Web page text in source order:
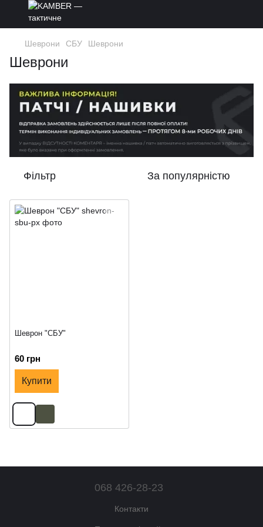
Шеврони СБУ Шеврони
Шеврони
Фільтр За популярністю
Шеврон "СБУ"
60 грн
Купити
068 426-28-23
Контакти